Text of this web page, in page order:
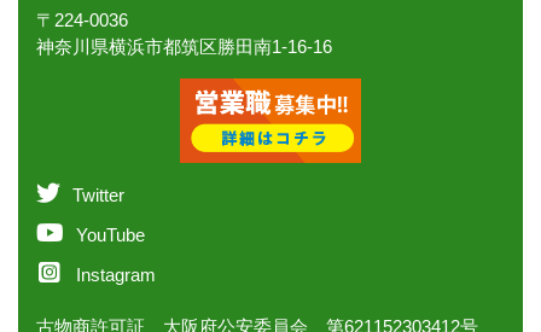
〒224-0036
神奈川県横浜市都筑区勝田南1-16-16
Twitter
YouTube
Instagram
古物商許可証 大阪府公安委員会 第621152303412号